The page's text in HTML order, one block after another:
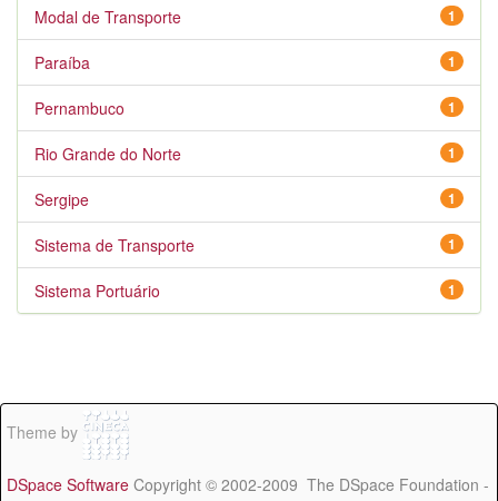
1
Modal de Transporte
1
Paraíba
1
Pernambuco
1
Rio Grande do Norte
1
Sergipe
1
Sistema de Transporte
1
Sistema Portuário
Theme by
DSpace Software Copyright © 2002-2009 The DSpace Foundation -